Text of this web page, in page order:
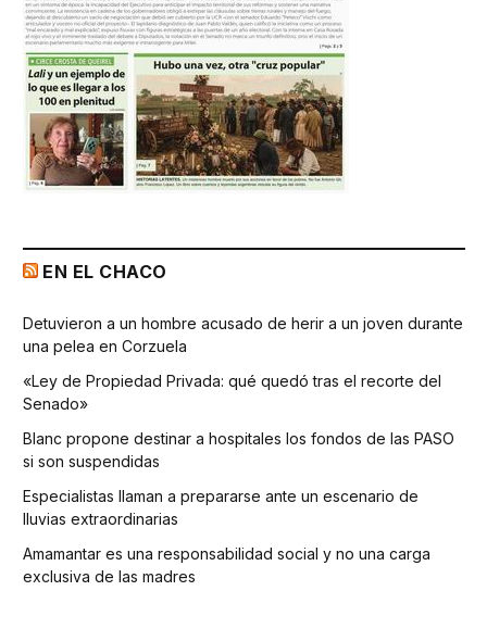
EN EL CHACO
Detuvieron a un hombre acusado de herir a un joven durante
una pelea en Corzuela
«Ley de Propiedad Privada: qué quedó tras el recorte del
Senado»
Blanc propone destinar a hospitales los fondos de las PASO
si son suspendidas
Especialistas llaman a prepararse ante un escenario de
lluvias extraordinarias
Amamantar es una responsabilidad social y no una carga
exclusiva de las madres